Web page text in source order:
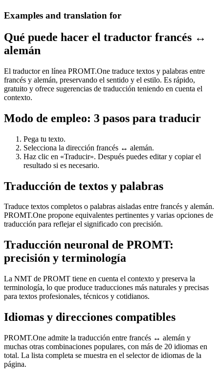
Examples and translation for
Qué puede hacer el traductor francés ↔
alemán
El traductor en línea PROMT.One traduce textos y palabras entre
francés y alemán, preservando el sentido y el estilo. Es rápido,
gratuito y ofrece sugerencias de traducción teniendo en cuenta el
contexto.
Modo de empleo: 3 pasos para traducir
Pega tu texto.
Selecciona la dirección francés ↔ alemán.
Haz clic en «Traducir». Después puedes editar y copiar el
resultado si es necesario.
Traducción de textos y palabras
Traduce textos completos o palabras aisladas entre francés y alemán.
PROMT.One propone equivalentes pertinentes y varias opciones de
traducción para reflejar el significado con precisión.
Traducción neuronal de PROMT:
precisión y terminología
La NMT de PROMT tiene en cuenta el contexto y preserva la
terminología, lo que produce traducciones más naturales y precisas
para textos profesionales, técnicos y cotidianos.
Idiomas y direcciones compatibles
PROMT.One admite la traducción entre francés ↔ alemán y
muchas otras combinaciones populares, con más de 20 idiomas en
total. La lista completa se muestra en el selector de idiomas de la
página.